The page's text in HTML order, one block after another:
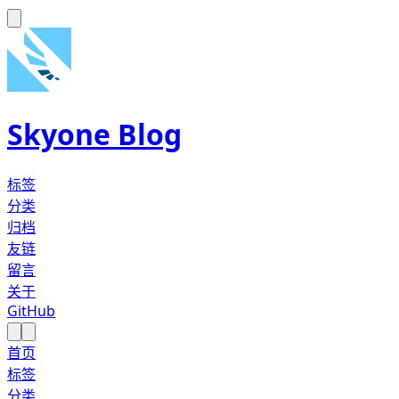
Skyone Blog
标签
分类
归档
友链
留言
关于
GitHub
首页
标签